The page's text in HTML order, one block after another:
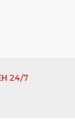
24/7